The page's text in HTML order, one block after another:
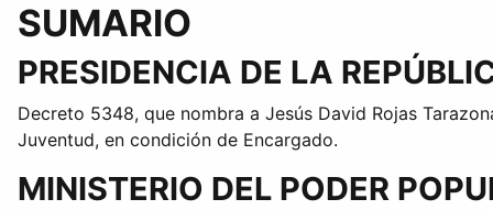
SUMARIO
PRESIDENCIA DE LA
Decreto 5348, que nombra a Jesús David Rojas
Juventud, en condición de Encargado.
MINISTERIO DEL PODER